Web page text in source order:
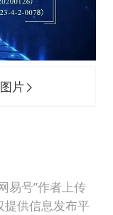
片
易号”作者上传
提供信息发布平